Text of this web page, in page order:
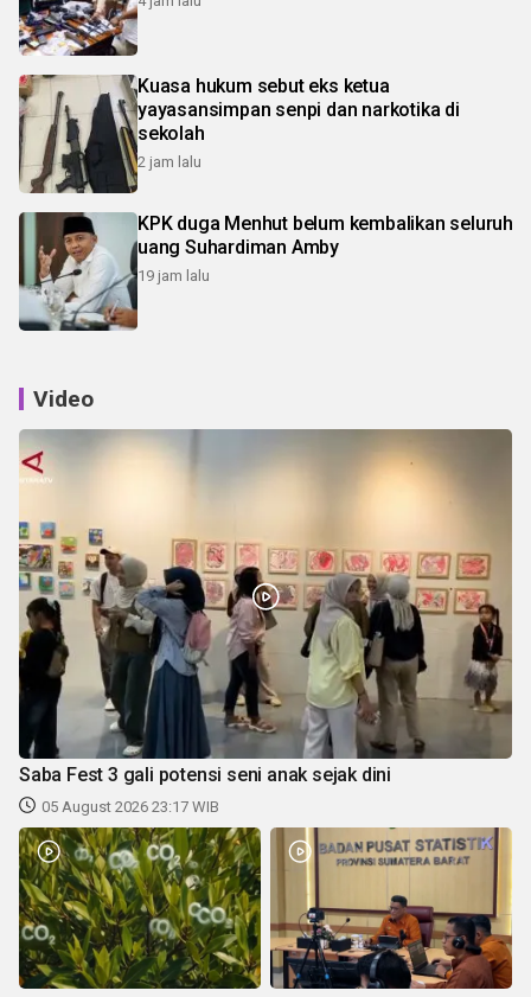
Kuasa hukum sebut eks ketua
yayasansimpan senpi dan narkotika di
sekolah
2 jam lalu
KPK duga Menhut belum kembalikan seluruh
uang Suhardiman Amby
19 jam lalu
Video
Saba Fest 3 gali potensi seni anak sejak dini
05 August 2026 23:17 WIB